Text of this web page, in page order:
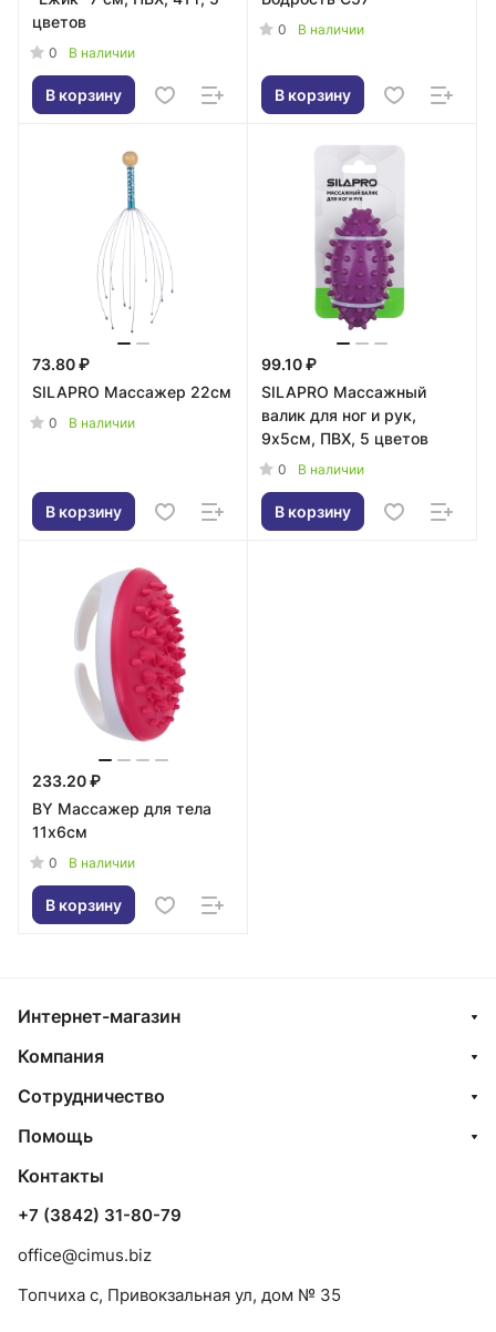
цветов
0 В наличии
В корзину
0 В наличии
В корзину
73.80 ₽
SILAPRO Массажер 22см
0 В наличии
В корзину
99.10 ₽
SILAPRO Массажный
валик для ног и рук,
9х5см, ПВХ, 5 цветов
0 В наличии
В корзину
233.20 ₽
BY Массажер для тела
11х6см
0 В наличии
В корзину
Интернет-магазин
Компания
Сотрудничество
Помощь
Контакты
+7 (3842) 31-80-79
office@cimus.biz
Топчиха с, Привокзальная ул, дом № 35